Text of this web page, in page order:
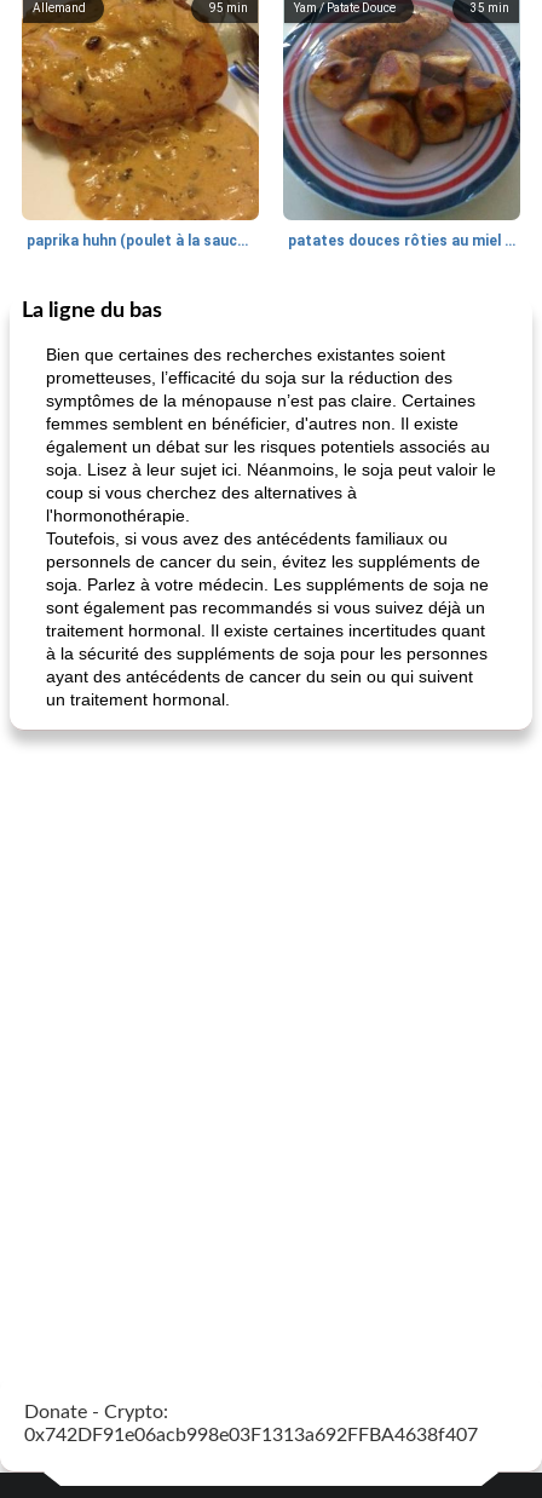
95 min
Allemand
paprika huhn (poulet à la sauce paprika).
35 min
Yam / Patate Douce
patates douces rôties au miel / kumara
Petit déjeuner et brunch
quinoa petit déjeuner méditerranéen
La ligne du bas
Bien que certaines des recherches existantes soient
prometteuses, l’efficacité du soja sur la réduction des
symptômes de la ménopause n’est pas claire. Certaines
femmes semblent en bénéficier, d'autres non. Il existe
également un débat sur les risques potentiels associés au
soja. Lisez à leur sujet ici. Néanmoins, le soja peut valoir le
coup si vous cherchez des alternatives à
l'hormonothérapie.
Toutefois, si vous avez des antécédents familiaux ou
personnels de cancer du sein, évitez les suppléments de
soja. Parlez à votre médecin. Les suppléments de soja ne
sont également pas recommandés si vous suivez déjà un
traitement hormonal. Il existe certaines incertitudes quant
à la sécurité des suppléments de soja pour les personnes
ayant des antécédents de cancer du sein ou qui suivent
un traitement hormonal.
Donate - Crypto:
0x742DF91e06acb998e03F1313a692FFBA4638f407